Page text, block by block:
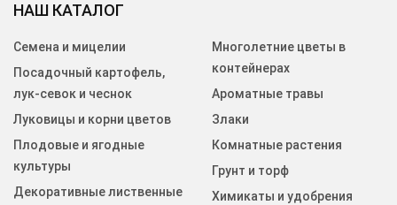
НАШ КАТАЛОГ
Семена и мицелии
Посадочный картофель,
лук-севок и чеснок
Луковицы и корни цветов
Плодовые и ягодные
культуры
Декоративные лиственные
Многолетние цветы в
контейнерах
Ароматные травы
Злаки
Комнатные растения
Грунт и торф
Химикаты и удобрения